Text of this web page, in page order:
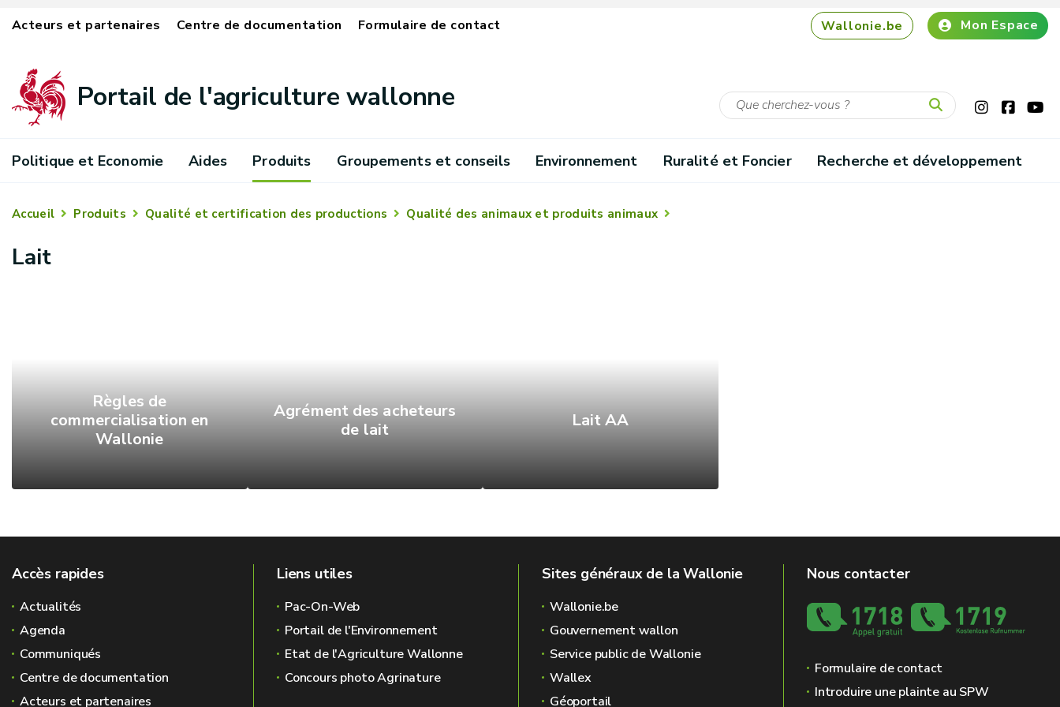
Acteurs et partenaires Centre de documentation Formulaire de contact Wallonie.be Mon Espace
Portail de l'agriculture wallonne
Politique et Economie Aides Produits Groupements et conseils Environnement Ruralité et Foncier Recherche et développement
Accueil Produits Qualité et certification des productions Qualité des animaux et produits animaux
Lait
Règles de
commercialisation en
Wallonie
Agrément des acheteurs
de lait
Lait AA
Accès rapides
Actualités
Agenda
Communiqués
Centre de documentation
Acteurs et partenaires
Liens utiles
Pac-On-Web
Portail de l'Environnement
Etat de l'Agriculture Wallonne
Concours photo Agrinature
Sites généraux de la Wallonie
Wallonie.be
Gouvernement wallon
Service public de Wallonie
Wallex
Géoportail
Nous contacter
Formulaire de contact
Introduire une plainte au SPW